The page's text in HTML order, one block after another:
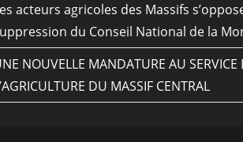
acteurs agricoles des Massifs
du Conseil National de la
NOUVELLE MANDATURE AU SERVICE
DU MASSIF CENTRAL